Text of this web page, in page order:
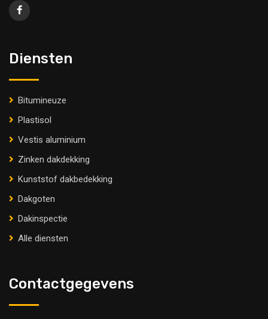
Diensten
Bitumineuze
Plastisol
Vestis aluminium
Zinken dakdekking
Kunststof dakbedekking
Dakgoten
Dakinspectie
Alle diensten
Contactgegevens